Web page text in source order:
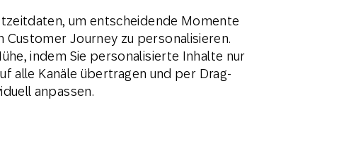
um entscheidende Momente
Customer Journey zu personalisieren.
indem Sie personalisierte Inhalte nur
alle Kanäle übertragen und per Drag-
anpassen.